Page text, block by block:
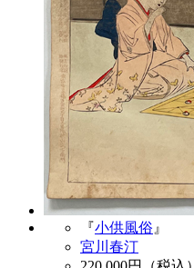
『小供風俗 』
宮川春汀